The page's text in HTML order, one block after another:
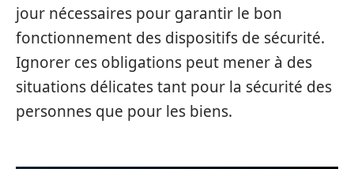
jour nécessaires pour garantir le bon
fonctionnement des dispositifs de sécurité.
Ignorer ces obligations peut mener à des
situations délicates tant pour la sécurité des
personnes que pour les biens.